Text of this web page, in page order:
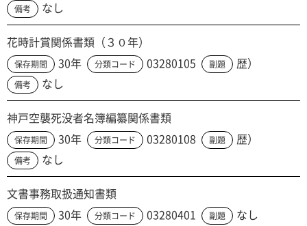
備考 なし
花時計賞関係書類（３０年）
保存期間 30年 分類コード 03280105 副題 歴）
備考 なし
神戸空襲死没者名簿編纂関係書類
保存期間 30年 分類コード 03280108 副題 歴）
備考 なし
文書事務取扱通知書類
保存期間 30年 分類コード 03280401 副題 なし